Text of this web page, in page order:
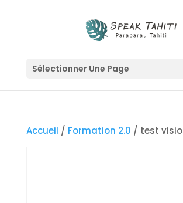
Sélectionner Une Page
Accueil / Formation 2.0 / test visio